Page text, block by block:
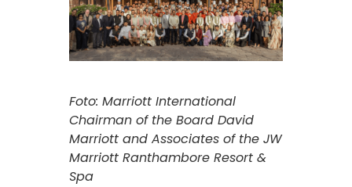
Foto: Marriott International
Chairman of the Board David
Marriott and Associates of the JW
Marriott Ranthambore Resort &
Spa